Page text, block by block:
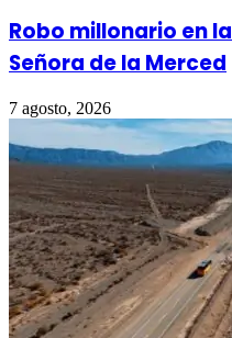
Robo millonario en
Señora de la Merced
7 agosto, 2026